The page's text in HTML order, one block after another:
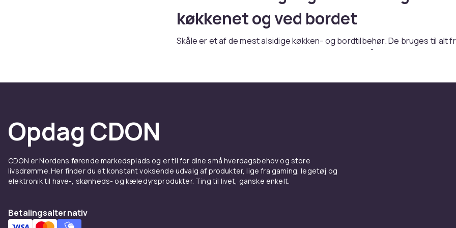
køkkenet og ved bordet
Skåle er et af de mest alsidige køkken- og bordtilbehør. De bruges til alt
servere suppe og salat til at lade dips og saucer stå frem, og de er
saucer og olive. Frugtskåle er brede og dekorative til at præsentere frisk
Materialer og æstetik
Opdag CDON
CDON er Nordens førende markedsplads og er til for dine små hverdagsbehov og store
livsdrømme. Her finder du et konstant voksende udvalg af produkter, lige fra gaming, legetøj og
elektronik til have-, skønheds- og kæledyrsprodukter. Ting til livet, ganske enkelt.
Betalingsalternativ